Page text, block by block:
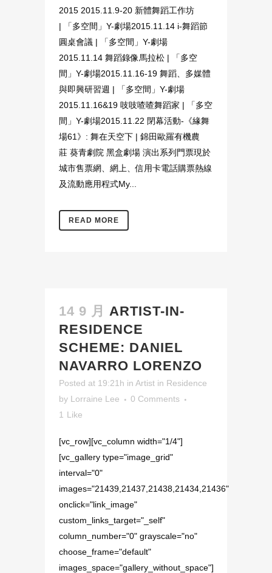
2015 2015.11.9-20 新體舞蹈工作坊
| 「多空間」Y-劇場2015.11.14 i-舞蹈節
圓桌會議 | 「多空間」Y-劇場
2015.11.14 舞蹈錄像馬拉松 | 「多空
間」Y-劇場2015.11.16-19 舞蹈、多媒體
與即興研習週 | 「多空間」Y-劇場
2015.11.16&19 吱吱喳喳舞蹈家 | 「多空
間」Y-劇場2015.11.22 閉幕活動-《緣舞
場61》: 舞在天空下 | 錦田歐羅有機農
莊 葵青劇院 黑盒劇場 演出系列門票現於
城市售票網、網上、信用卡電話購票熱線
及流動應用程式My...
READ MORE
14 9 月 ARTIST-IN-
RESIDENCE
SCHEME: DANIEL
NAVARRO LORENZO
Posted at 19:21h in Artist in Residence
by Lorraine Lee
0 Comments
1 Like
[vc_row][vc_column width="1/4"]
[vc_gallery type="image_grid"
interval="0"
images="21439,21437,21438,21434,21436"
onclick="link_image"
custom_links_target="_self"
column_number="0" grayscale="no"
choose_frame="default"
images_space="gallery_without_space"]